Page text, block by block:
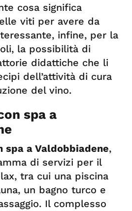
cosa significa
viti per avere da
infine, per la
la possibilità di
didattiche che li
dell’attività di cura
del vino.
spa a
spa a Valdobbiadene,
di servizi per il
tra cui una piscina
un bagno turco e
Il complesso